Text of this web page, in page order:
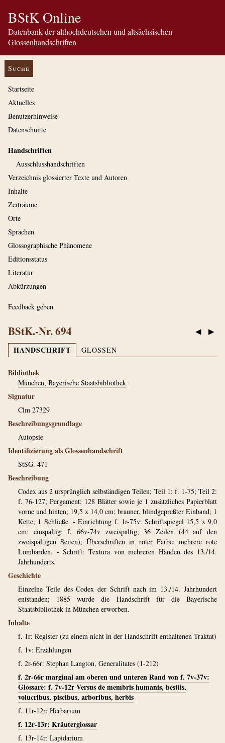
BStK Online
Datenbank der althochdeutschen und altsächsischen
Glossenhandschriften
Suche
Startseite
Aktuelles
Benutzerhinweise
Datenschnitte
Handschriften
Ausschluss­handschriften
Verzeichnis glossierter Texte und Autoren
Inhalte
Zeiträume
Orte
Sprachen
Glossographische Phänomene
Editionsstatus
Literatur
Abkürzungen
Feedback geben
◀ ▶
BStK.-Nr. 694
HANDSCHRIFT GLOSSEN
Bibliothek
München, Bayerische Staatsbibliothek
Signatur
Clm 27329
Beschreibungsgrundlage
Autopsie
Identifizierung als Glossenhandschrift
StSG. 471
Beschreibung
Codex aus 2 ursprünglich selbständigen Teilen; Teil 1: f. 1-75; Teil 2:
f. 76-127; Pergament; 128 Blätter sowie je 1 zusätzliches Papierblatt
vorne und hinten; 19,5 x 14,0 cm; brauner, blindgepreßter Einband; 1
Kette; 1 Schließe. - Einrichtung f. 1r-75v: Schriftspiegel 15,5 x 9,0
cm; einspaltig; f. 66v-74v zweispaltig; 36 Zeilen (44 auf den
zweispaltigen Seiten); Überschriften in roter Farbe; mehrere rote
Lombarden. - Schrift: Textura von mehreren Händen des 13./14.
Jahrhunderts.
Geschichte
Einzelne Teile des Codex der Schrift nach im 13./14. Jahrhundert
entstanden; 1885 wurde die Handschrift für die Bayerische
Staatsbibliothek in München erworben.
Inhalte
f. 1r: Register (zu einem nicht in der Handschrift enthaltenen Traktat)
f. 1v: Erzählungen
f. 2r-66r: Stephan Langton, Generalitates (1-212)
f. 2r-66r marginal am oberen und unteren Rand von f. 7v-37v:
Glossare: f. 7v-12r Versus de membris humanis, bestiis,
volucribus, piscibus, arboribus, herbis
f. 11r-12r: Herbarium
f. 12r-13r: Kräuterglossar
f. 13r-14r: Lapidarium